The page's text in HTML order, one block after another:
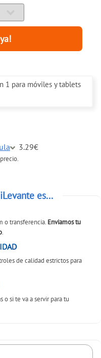
1 para móviles y tablets
3.29€
es...
o transferencia. Enviamos tu
.
de calidad estrictos para
o si te va a servir para tu